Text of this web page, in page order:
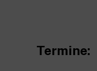
Termine: